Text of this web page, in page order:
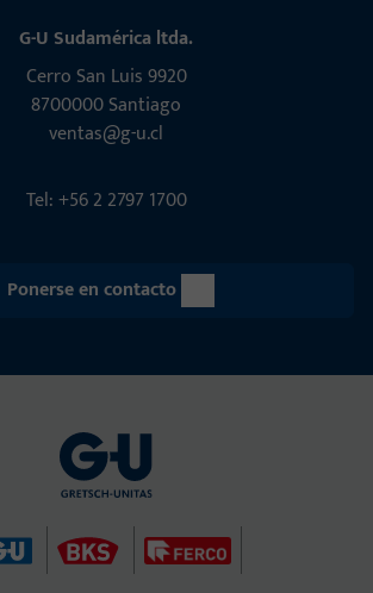
G-U Sudamérica ltda.
Cerro San Luis 9920
8700000 Santiago
ventas@g-u.cl
Tel: +56 2 2797 1700
Ponerse en contacto